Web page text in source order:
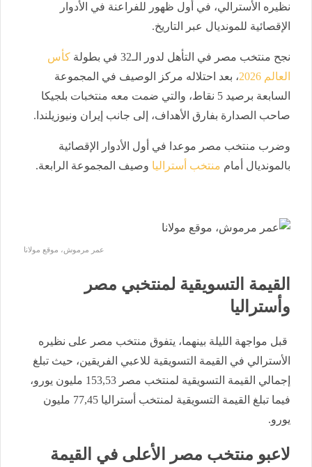
نظيره الأسترالي، في أول ظهور للفراعنة في الأدوار
الإقصائية للمونديال عبر التاريخ.
نجح منتخب مصر في التأهل لدور الـ32 في بطولة
كأس
العالم 2026
، بعد احتلاله مركز الوصيف في المجموعة
السابعة برصيد 5 نقاط، والتي ضمت معه منتخبات بلجيكا
صاحب الصدارة بفارق الأهداف، إلى جانب إيران ونيوزيلندا.
وضرب منتخب مصر موعدا في أول الأدوار الإقصائية
بالمونديال أمام منتخب أستراليا وصيف المجموعة الرابعة.
عمر مرموش، موقع مولانا
القيمة التسويقية لمنتخبي مصر
وأستراليا
قبل مواجهة الليلة بينهما، يتفوق منتخب مصر على نظيره
الأسترالي في القيمة التسويقية للاعبي الفريقين، حيث تبلغ
إجمالي القيمة التسويقية لمنتخب مصر 153,53 مليون يورو،
فيما تبلغ القيمة التسويقية لمنتخب أستراليا 77,45 مليون
يورو.
لاعبو منتخب مصر الأعلى في القيمة